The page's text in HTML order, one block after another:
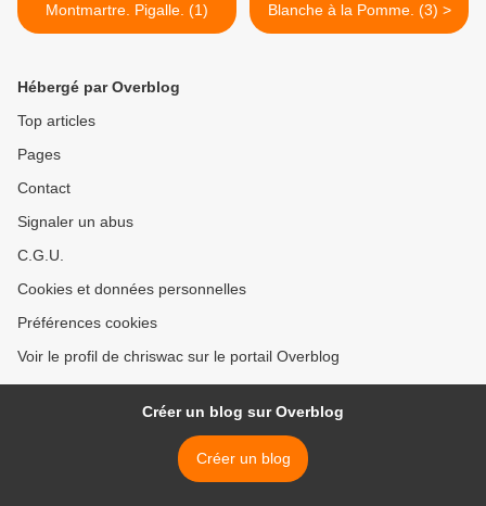
Montmartre. Pigalle. (1)
Blanche à la Pomme. (3) >
Hébergé par Overblog
Top articles
Pages
Contact
Signaler un abus
C.G.U.
Cookies et données personnelles
Préférences cookies
Voir le profil de chriswac sur le portail Overblog
Créer un blog sur Overblog
Créer un blog